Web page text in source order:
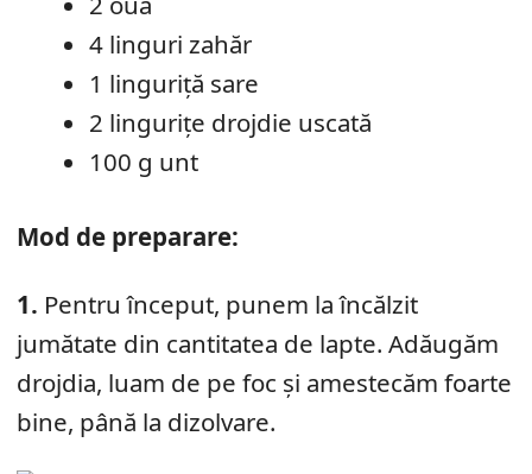
4 linguri zahăr
1 linguriță sare
2 lingurițe drojdie uscată
100 g unt
Mod de preparare:
1. Pentru început, punem la încălzit
jumătate din cantitatea de lapte. Adăugăm
drojdia, luam de pe foc și amestecăm foarte
bine, până la dizolvare.